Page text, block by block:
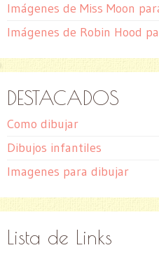
Imágenes de Miss Moon
Imágenes de Robin Hood
DESTACADOS
Como dibujar
Dibujos infantiles
Imagenes para dibujar
Lista de Links